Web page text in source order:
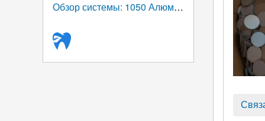
Обзор системы: 1050 Алюминиевый круг/диск (Алюминиевая круглая заготовка)